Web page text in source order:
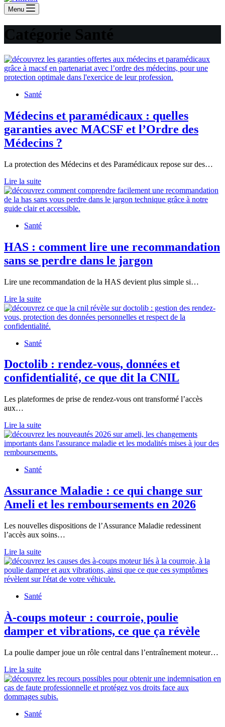
Menu
Catégorie Santé
Santé
Médecins et paramédicaux : quelles
garanties avec MACSF et l’Ordre des
Médecins ?
La protection des Médecins et des Paramédicaux repose sur des…
Lire la suiteMédecins
et
paramédicaux
:
garanties
MACSF
et
l’Ordre
Médecins
Santé
HAS : comment lire une recommandation
sans se perdre dans le jargon
Lire une recommandation de la HAS devient plus simple si…
Lire la suiteHAS
:
comment
lire
recommandation
se
perdre
dans
jargon
Santé
Doctolib : rendez-vous, données et
confidentialité, ce que dit la CNIL
Les plateformes de prise de rendez-vous ont transformé l’accès
aux…
Lire la suiteDoctolib
:
rendez-
vous,
et
ce
que
dit
CNIL
Santé
Assurance Maladie : ce qui change sur
Ameli et les remboursements en 2026
Les nouvelles dispositions de l’Assurance Maladie redessinent
l’accès aux soins…
Lire la suiteAssurance
Maladie
:
ce
change
Ameli
et
les
en
Santé
À-coups moteur : courroie, poulie
damper et vibrations, ce que ça révèle
La poulie damper joue un rôle central dans l’entraînement moteur…
Lire la suiteÀ-
coups
moteur
:
poulie
Santé